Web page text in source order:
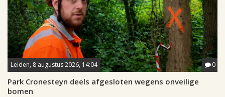
Leiden, 8 augustus 2026, 14:04 0
Park Cronesteyn deels afgesloten wegens onveilige
bomen